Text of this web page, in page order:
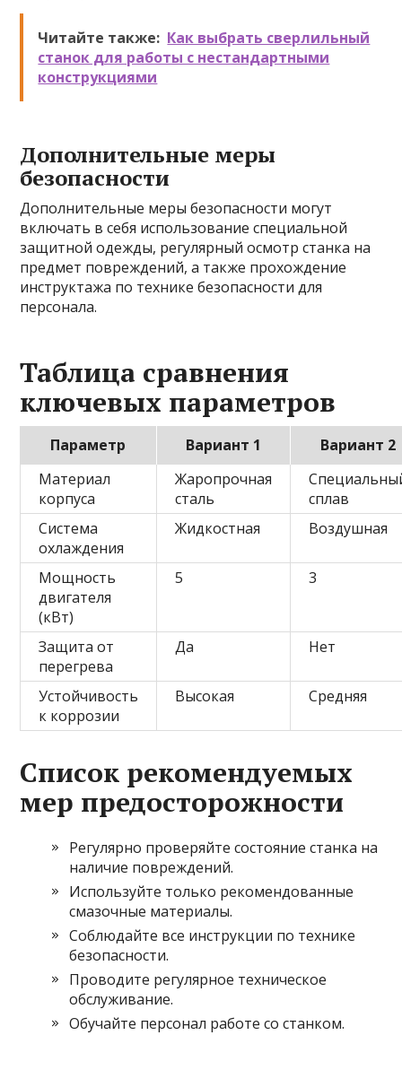
Читайте также: Как выбрать сверлильный
станок для работы с нестандартными
конструкциями
Дополнительные меры
безопасности
Дополнительные меры безопасности могут
включать в себя использование специальной
защитной одежды, регулярный осмотр станка на
предмет повреждений, а также прохождение
инструктажа по технике безопасности для
персонала.
Таблица сравнения
ключевых параметров
Параметр Вариант 1
Вариант 2
Материал
корпуса
Жаропрочная
сталь
сплав
Система
охлаждения
Жидкостная Воздушная
Мощность
двигателя
(кВт)
5 3
Защита от
перегрева
Да Нет
Устойчивость
к коррозии
Высокая Средняя
Список рекомендуемых
мер предосторожности
Регулярно проверяйте состояние станка на
наличие повреждений.
Используйте только рекомендованные
смазочные материалы.
Соблюдайте все инструкции по технике
безопасности.
Проводите регулярное техническое
обслуживание.
Обучайте персонал работе со станком.